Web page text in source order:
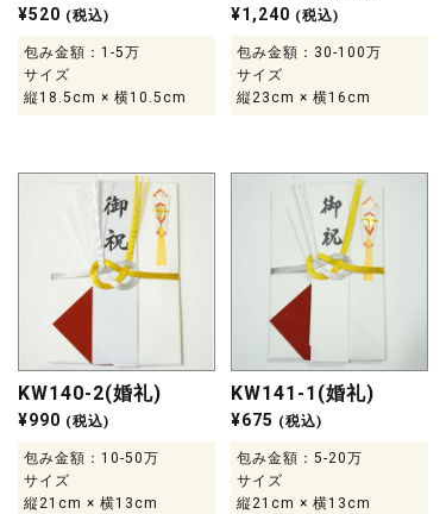
¥520 (税込)
包み金額：1-5万
サイズ
縦18.5cm × 横10.5cm
¥1,240 (税込)
包み金額：30-100万
サイズ
縦23cm × 横16cm
KW140-2(婚礼)
¥990 (税込)
包み金額：10-50万
サイズ
縦21cm × 横13cm
KW141-1(婚礼)
¥675 (税込)
包み金額：5-20万
サイズ
縦21cm × 横13cm